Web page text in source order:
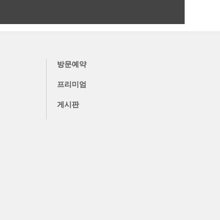
방문예약
프리미엄
게시판